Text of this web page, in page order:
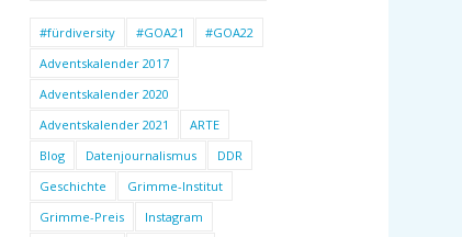
#fürdiversity #GOA21
#GOA22
Adventskalender 2017
Adventskalender 2020
Adventskalender 2021
ARTE
Blog
Datenjournalismus
DDR
Geschichte
Grimme-Institut
Grimme-Preis
Instagram